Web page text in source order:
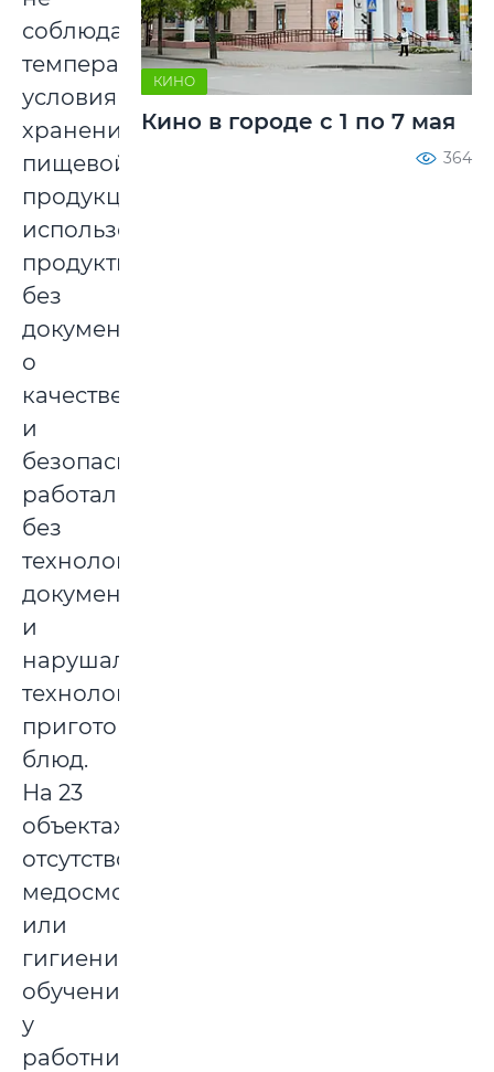
соблюдали
температурные
условия
хранения
пищевой
продукции,
использовали
продукты
без
документов
о
качестве
и
безопасности,
работали
без
технологической
документации
и
нарушали
технологии
приготовления
блюд.
На 23
объектах
отсутствовали
медосмотры
или
гигиеническое
обучение
у
работников.
КИНО
Кино в городе с 1 по 7 мая
364